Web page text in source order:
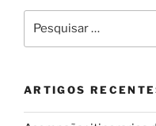
por:
ARTIGOS